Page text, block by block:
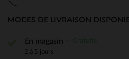
MODES DE LIVRAISON
En magasin
2 à 5 jours